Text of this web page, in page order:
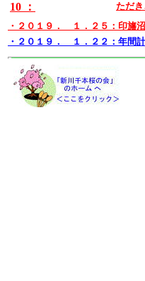
10
：
ただ
・２０１９． １．２５：印旛
・２０１９． １．２２：年間